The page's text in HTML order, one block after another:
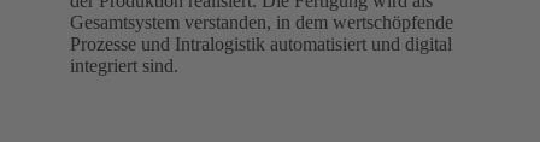
Gesamtsystem verstanden, in dem wertschöpfende
Prozesse und Intralogistik automatisiert und digital
integriert sind.